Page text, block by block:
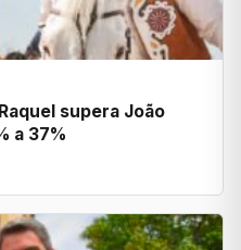
supera João
a 37%